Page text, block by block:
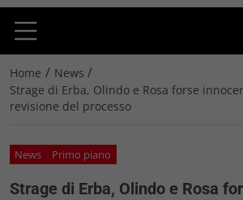
Home / News /
Strage di Erba, Olindo e Rosa forse
revisione del processo
News Primo piano
Strage di Erba, Olindo e Rosa